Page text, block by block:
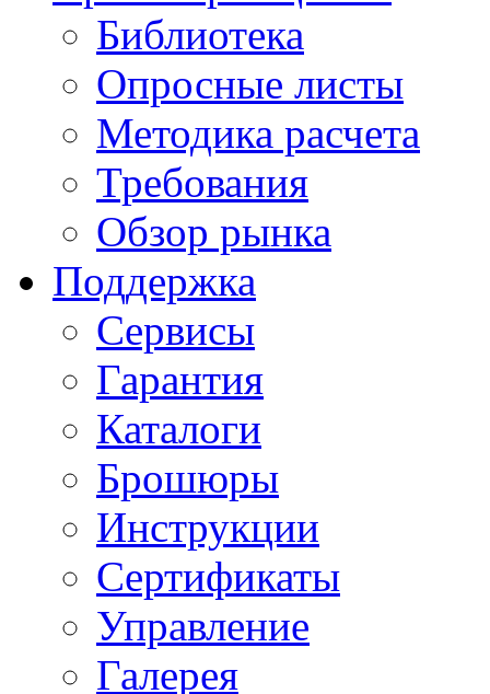
Библиотека
Опросные листы
Методика расчета
Требования
Обзор рынка
Поддержка
Сервисы
Гарантия
Каталоги
Брошюры
Инструкции
Сертификаты
Управление
Галерея